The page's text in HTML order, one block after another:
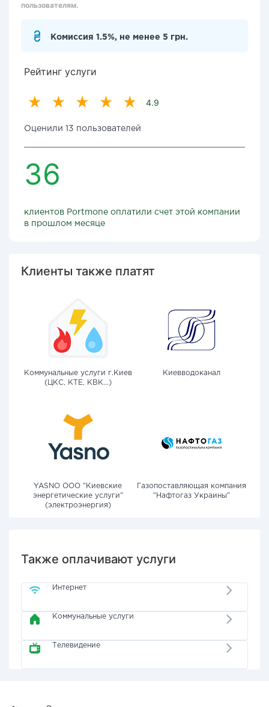
пользователям.
Комиссия 1.5%, не менее 5 грн.
Рейтинг услуги
4.9
Оценили 13 пользователей
36
клиентов Portmone оплатили счет этой компании
в прошлом месяце
Клиенты также платят
Коммунальные услуги г.Киев
(ЦКС, КТЕ, КВК...)
Киевводоканал
YASNO OOO "Киевские
энергетические услуги"
(электроэнергия)
Газопоставляющая компания
"Нафтогаз Украины"
Также оплачивают услуги
Интернет
Коммунальные услуги
Телевидение